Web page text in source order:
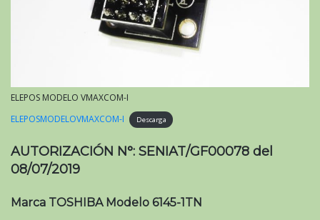
ELEPOS MODELO VMAXCOM-I
ELEPOSMODELOVMAXCOM-I
Descarga
AUTORIZACIÓN N°: SENIAT/GF00078 del
08/07/2019
Marca TOSHIBA Modelo 6145-1TN